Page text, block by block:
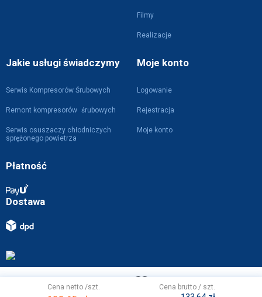
Cena netto /szt. Cena brutto / szt.
Filmy
Realizacje
Jakie usługi świadczymy
Serwis Kompresorów Śrubowych
Remont kompresorów śrubowych
Serwis osuszaczy chłodniczych
sprężonego powietrza
Moje konto
Logowanie
Rejestracja
Moje konto
Płatność
Dostawa
Projekt i wykonanie z przez WebVIST